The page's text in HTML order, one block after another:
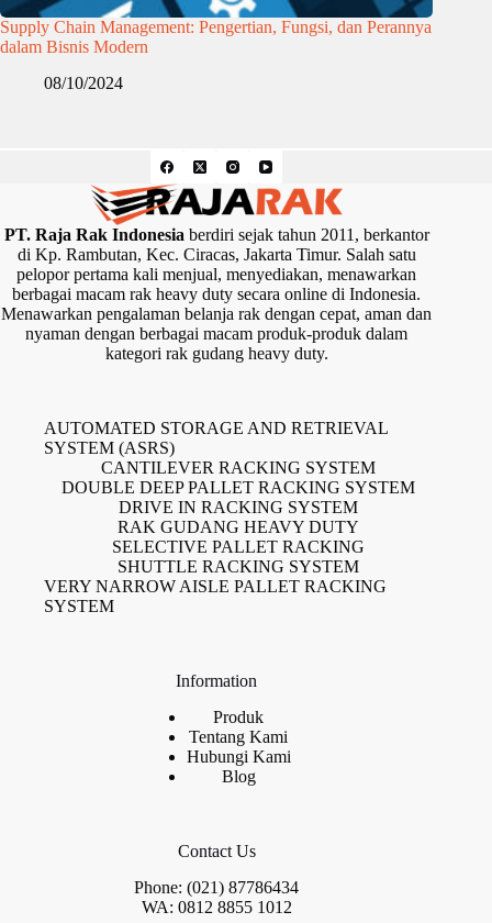
Supply Chain Management: Pengertian, Fungsi, dan Perannya
dalam Bisnis Modern
08/10/2024
PT. Raja Rak Indonesiaberdiri sejak tahun 2011, berkantor
di Kp. Rambutan, Kec. Ciracas, Jakarta Timur. Salah satu
pelopor pertama kali menjual, menyediakan, menawarkan
berbagai macam rak heavy duty secara online di Indonesia.
Menawarkan pengalaman belanja rak dengan cepat, aman dan
nyaman dengan berbagai macam produk-produk dalam
kategori rak gudang heavy duty.
AUTOMATED STORAGE AND RETRIEVAL
SYSTEM (ASRS)
CANTILEVER RACKING SYSTEM
DOUBLE DEEP PALLET RACKING SYSTEM
DRIVE IN RACKING SYSTEM
RAK GUDANG HEAVY DUTY
SELECTIVE PALLET RACKING
SHUTTLE RACKING SYSTEM
VERY NARROW AISLE PALLET RACKING
SYSTEM
Information
Produk
Tentang Kami
Hubungi Kami
Blog
Contact Us
Phone: (021) 87786434
WA: 0812 8855 1012